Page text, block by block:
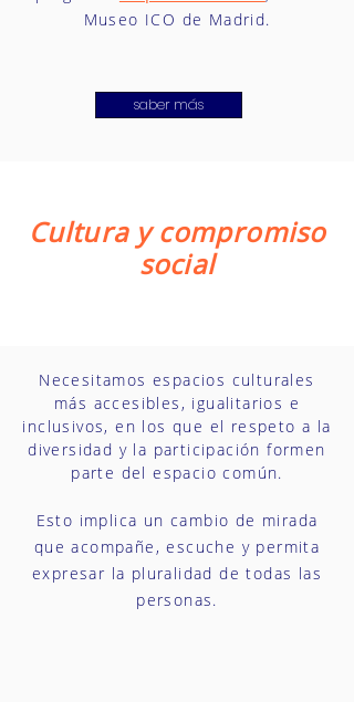
Museo ICO de Madrid.
saber más
Cultura y compromiso
social
Necesitamos espacios culturales
más accesibles, igualitarios e
inclusivos, en los que el respeto a la
diversidad y la participación formen
parte del espacio común.
Esto implica un cambio de mirada
que acompañe, escuche y permita
expresar la pluralidad de todas las
personas.